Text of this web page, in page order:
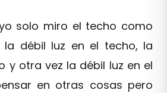
solo miro el techo como
la débil luz en el techo, la
y otra vez la débil luz en el
en otras cosas pero